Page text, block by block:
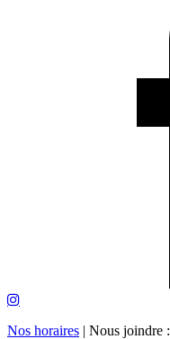
Nos horaires | Nous joindre :